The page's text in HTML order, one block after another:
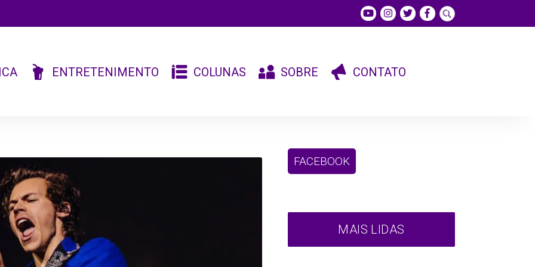
ENTRETENIMENTO COLUNAS SOBRE CONTATO
FACEBOOK
MAIS LIDAS